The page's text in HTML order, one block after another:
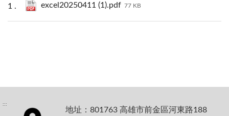
excel20250411 (1).pdf 77 KB
:::
地址：801763 高雄市前金區河東路188